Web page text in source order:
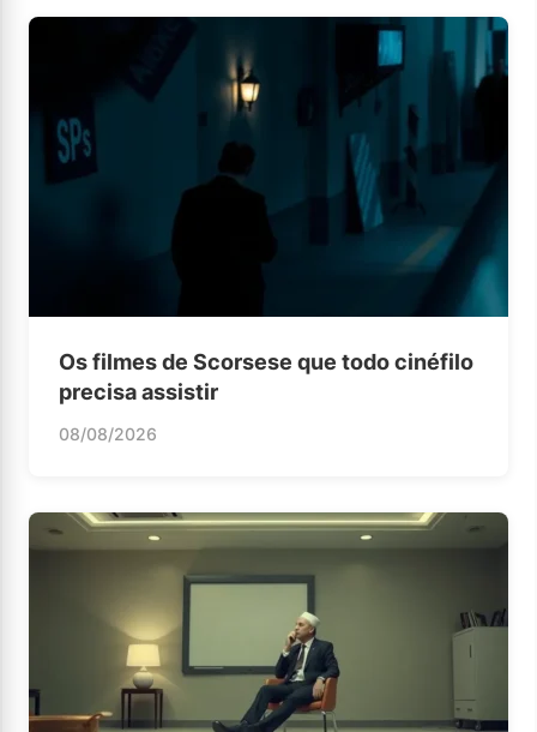
Os filmes de Scorsese que todo cinéfilo
precisa assistir
08/08/2026